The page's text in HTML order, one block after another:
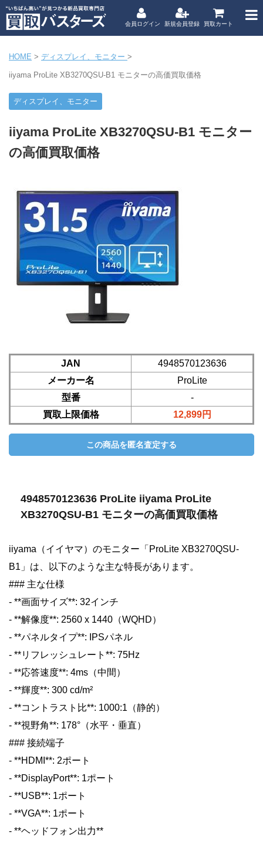
会員ログイン 新規会員登録 買取カート
HOME > ディスプレイ、モニター >
iiyama ProLite XB3270QSU-B1 モニターの高価買取価格
ディスプレイ、モニター
iiyama ProLite XB3270QSU-B1 モニター
の高価買取価格
JAN
4948570123636
メーカー名
ProLite
型番
-
買取上限価格
12,899円
4948570123636 ProLite iiyama ProLite
XB3270QSU-B1 モニターの高価買取価格
iiyama（イイヤマ）のモニター「ProLite XB3270QSU-
B1」は、以下のような主な特長があります。
### 主な仕様
- **画面サイズ**: 32インチ
- **解像度**: 2560 x 1440（WQHD）
- **パネルタイプ**: IPSパネル
- **リフレッシュレート**: 75Hz
- **応答速度**: 4ms（中間）
- **輝度**: 300 cd/m²
- **コントラスト比**: 1000:1（静的）
- **視野角**: 178°（水平・垂直）
### 接続端子
- **HDMI**: 2ポート
- **DisplayPort**: 1ポート
- **USB**: 1ポート
- **VGA**: 1ポート
- **ヘッドフォン出力**